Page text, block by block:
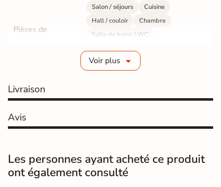
Pièces de
Salon / séjours
Cuisine
Hall / couloir
Chambre
Salle de bains / WC
Sol intérieur
Fabrication
Résistance à
Masse colorée Non
Voir plus
Livraison
Avis
Les personnes ayant acheté ce produit
ont également consulté